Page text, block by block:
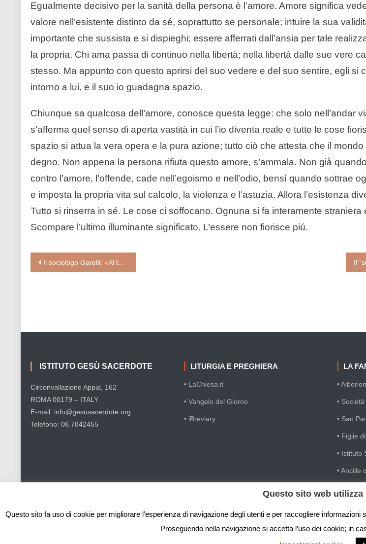
Egualmente decisivo per la sanità della persona è l’amore. Amore significa
valore nell’esistente distinto da sé, soprattutto se personale; intuire la sua
importante che sussista e si dispieghi; essere afferrati dall’ansia per tale
la propria. Chi ama passa di continuo nella libertà; nella libertà dalle sue vere
stesso. Ma appunto con questo aprirsi del suo vedere e del suo sentire, egli si
intorno a lui, e il suo io guadagna spazio.
Chiunque sa qualcosa dell’amore, conosce questa legge: che solo nell’andar
s’afferma quel senso di aperta vastità in cui l’io diventa reale e tutte le cose
spazio si attua la vera opera e la pura azione; tutto ciò che attesta che il mondo
degno. Non appena la persona rifiuta questo amore, s’ammala. Non già
contro l’amore, l’offende, cade nell’egoismo e nell’odio, bensí quando sottrae
e imposta la propria vita sul calcolo, la violenza e l’astuzia. Allora l’esistenza
Tutto si rinserra in sé. Le cose ci soffocano. Ognuna si fa interamente straniera
Scompare l’ultimo illuminante significato. L’essere non fiorisce piú.
Navigazione
Il sociologo Garelli: «Al tempo del Covid cresce il bisogno di Dio»
ISTITUTO GESÙ SACERDOTE
Circonvallazione Appia, 162
ROMA 00179 – ITALY
E-mail: info@gesusacerdote.org
Telefono: 06.7842455
LITURGIA E PREGHIERA
• LaChiesa.it
• Vangelo del Giorno
• iBreviary
LA
•
•
• San
• Figlie
• Istituto
• Ancille
Questo sito web utilizza
Questo sito fa uso di cookie per migliorare l’esperienza di navigazione degli utenti e per raccogliere
Proseguendo nella navigazione si accetta l’uso dei cookie; in